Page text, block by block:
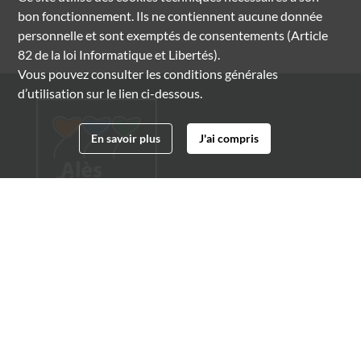
bon fonctionnement. Ils ne contiennent aucune donnée
personnelle et sont exemptés de consentements (Article
82 de la loi Informatique et Libertés).
Vous pouvez consulter les conditions générales
d’utilisation sur le lien ci-dessous.
En savoir plus J'ai compris